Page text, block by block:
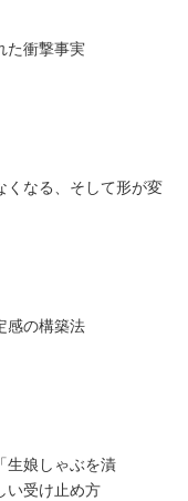
た衝撃事実
くなる、そして形が変
感の構築法
生娘しゃぶを漬
い受け止め方